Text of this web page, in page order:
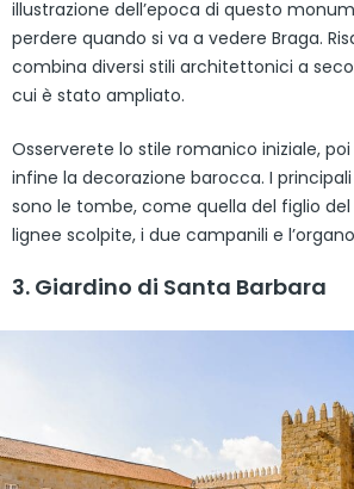
illustrazione dell’epoca di questo
perdere quando si va a vedere Braga.
combina diversi stili architettonici a
cui è stato ampliato.
Osserverete lo stile romanico iniziale,
infine la decorazione barocca. I
sono le tombe, come quella del figlio del
lignee scolpite, i due campanili e
3. Giardino di Santa Barbara